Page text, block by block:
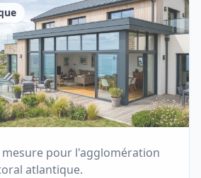
pour l'agglomération
atlantique.